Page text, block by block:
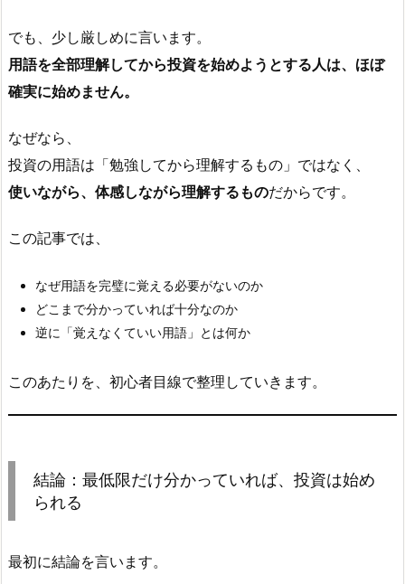
でも、少し厳しめに言います。
用語を全部理解してから投資を始めようとする人は、ほぼ
確実に始めません。
なぜなら、
投資の用語は「勉強してから理解するもの」ではなく、
使いながら、体感しながら理解するものだからです。
この記事では、
なぜ用語を完璧に覚える必要がないのか
どこまで分かっていれば十分なのか
逆に「覚えなくていい用語」とは何か
このあたりを、初心者目線で整理していきます。
結論：最低限だけ分かっていれば、投資は始め
られる
最初に結論を言います。